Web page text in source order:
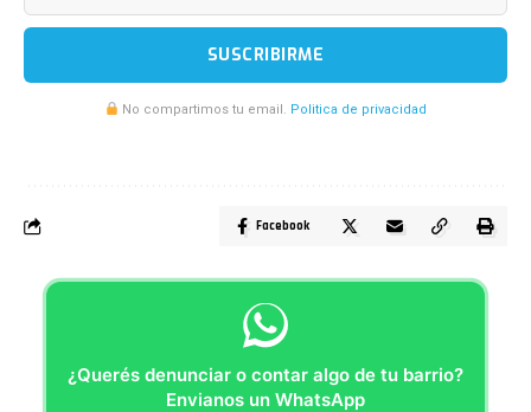
SUSCRIBIRME
No compartimos tu email. Politica de privacidad
Facebook
¿Querés denunciar o contar algo de tu barrio?
Envianos un WhatsApp